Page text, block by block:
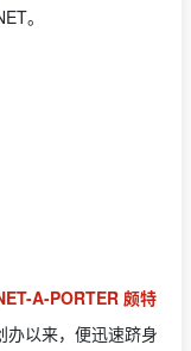
。
A-PORTER 颇特
以来，便迅速跻身